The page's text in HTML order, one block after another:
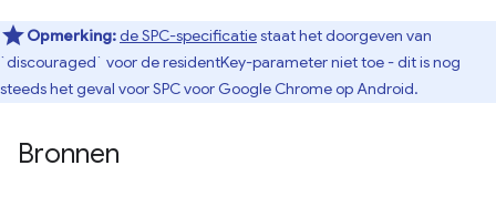
Opmerking:de SPC-specificatiestaat het doorgeven van
`discouraged` voor de residentKey-parameter niet toe - dit is nog
steeds het geval voor SPC voor Google Chrome op Android.
Bronnen